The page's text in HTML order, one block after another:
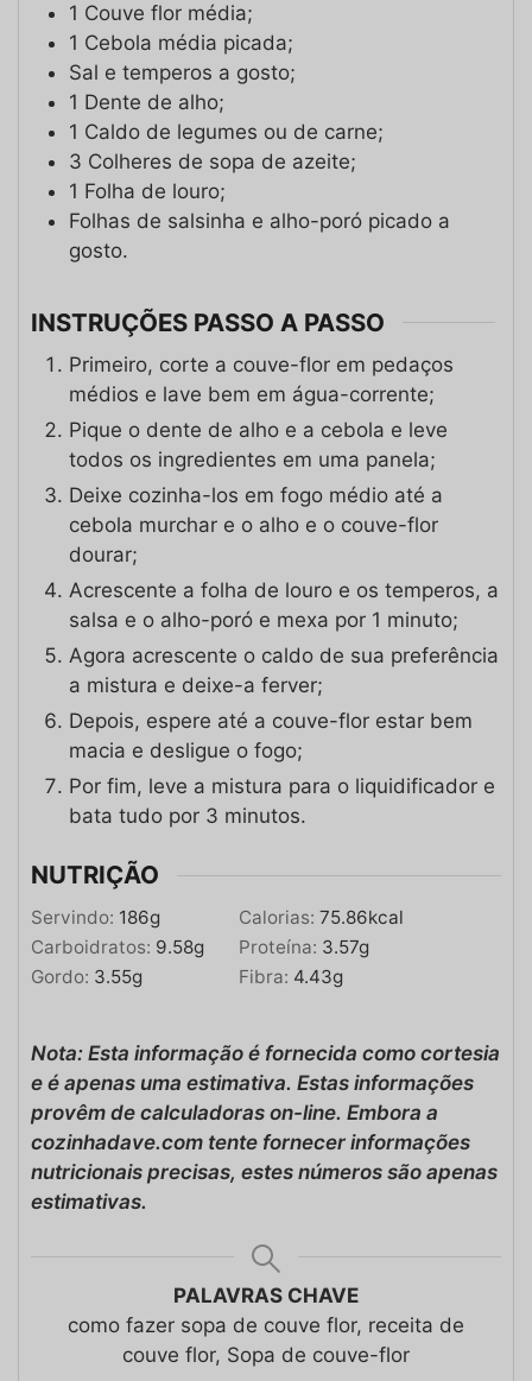
1 Couve flor média;
1 Cebola média picada;
Sal e temperos a gosto;
1 Dente de alho;
1 Caldo de legumes ou de carne;
3 Colheres de sopa de azeite;
1 Folha de louro;
Folhas de salsinha e alho-poró picado a
gosto.
INSTRUÇÕES PASSO A PASSO
Primeiro, corte a couve-flor em pedaços
médios e lave bem em água-corrente;
Pique o dente de alho e a cebola e leve
todos os ingredientes em uma panela;
Deixe cozinha-los em fogo médio até a
cebola murchar e o alho e o couve-flor
dourar;
Acrescente a folha de louro e os temperos, a
salsa e o alho-poró e mexa por 1 minuto;
Agora acrescente o caldo de sua preferência
a mistura e deixe-a ferver;
Depois, espere até a couve-flor estar bem
macia e desligue o fogo;
Por fim, leve a mistura para o liquidificador e
bata tudo por 3 minutos.
NUTRIÇÃO
Servindo: 186g Calorias: 75.86kcal
Carboidratos: 9.58g Proteína: 3.57g
Gordo: 3.55g Fibra: 4.43g
Nota: Esta informação é fornecida como cortesia
e é apenas uma estimativa. Estas informações
provêm de calculadoras on-line. Embora a
cozinhadave.com tente fornecer informações
nutricionais precisas, estes números são apenas
estimativas.
PALAVRAS CHAVE
como fazer sopa de couve flor, receita de
couve flor, Sopa de couve-flor